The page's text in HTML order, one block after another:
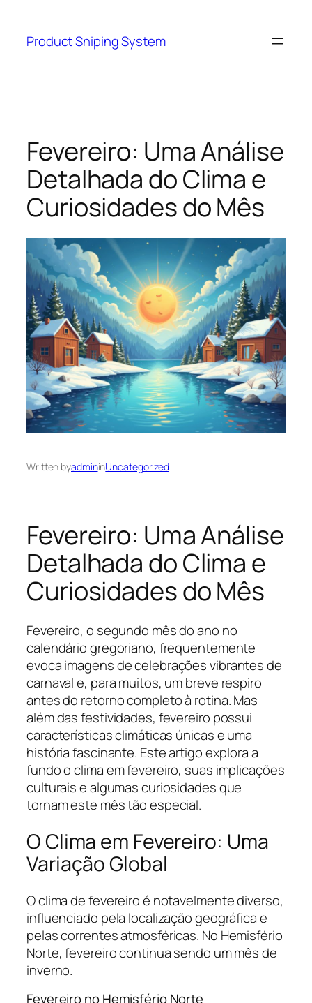
content
Product Sniping System
Fevereiro: Uma Análise
Detalhada do Clima e
Curiosidades do Mês
Written byadmininUncategorized
Fevereiro: Uma Análise
Detalhada do Clima e
Curiosidades do Mês
Fevereiro, o segundo mês do ano no
calendário gregoriano, frequentemente
evoca imagens de celebrações vibrantes de
carnaval e, para muitos, um breve respiro
antes do retorno completo à rotina. Mas
além das festividades, fevereiro possui
características climáticas únicas e uma
história fascinante. Este artigo explora a
fundo o clima em fevereiro, suas implicações
culturais e algumas curiosidades que
tornam este mês tão especial.
O Clima em Fevereiro: Uma
Variação Global
O clima de fevereiro é notavelmente diverso,
influenciado pela localização geográfica e
pelas correntes atmosféricas. No Hemisfério
Norte, fevereiro continua sendo um mês de
inverno.
Fevereiro no Hemisfério Norte